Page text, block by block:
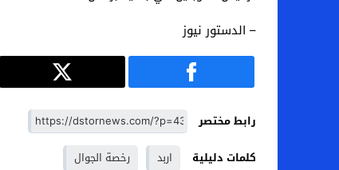
– الدستور نيوز
رابط مختصر
كلمات دليلية
اربد رخصة الجوال